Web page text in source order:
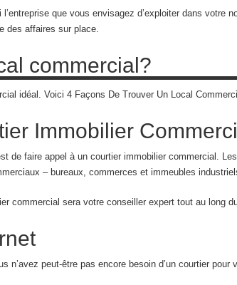
que vous envisagez d’exploiter dans votre
des affaires sur place.
commercial?
idéal. Voici 4 Façons De Trouver Un Local
Immobilier
de faire appel à un courtier immobilier commercial.
– bureaux, commerces et immeubles
commercial sera votre conseiller expert tout au long
n’avez peut-être pas encore besoin d’un courtier